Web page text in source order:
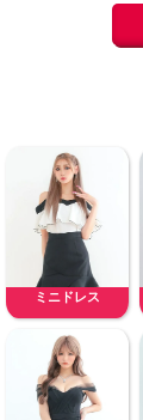
ミニドレス